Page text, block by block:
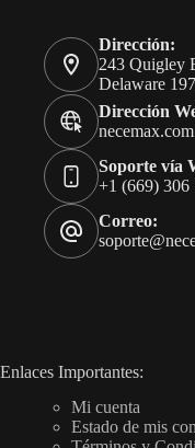
Dirección:
243 Quigley
Delaware
Dirección
necemax.com
Soporte vía
+1 (669) 306
Correo:
Enlaces Importantes:
Mi cuenta
Estado de mis